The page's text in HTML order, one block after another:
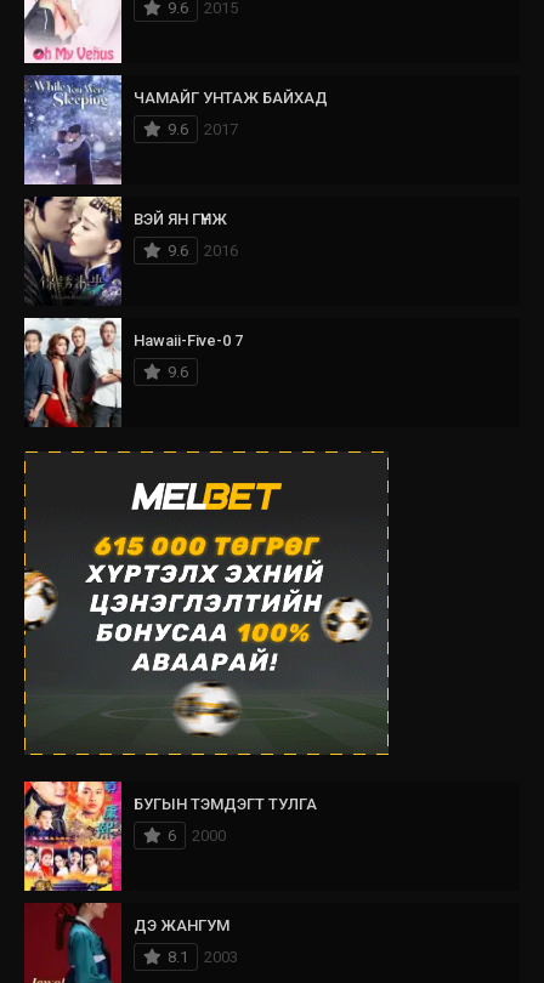
9.6 2015
ЧАМАЙГ УНТАЖ БАЙХАД
9.6
2017
ВЭЙ ЯН ГҮНЖ
9.6
2016
Hawaii-Five-0 7
9.6
БУГЫН ТЭМДЭГТ ТУЛГА
6
2000
ДЭ ЖАНГУМ
8.1
2003